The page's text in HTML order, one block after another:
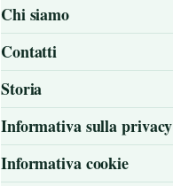
Chi siamo
Contatti
Storia
Informativa sulla privacy
Informativa cookie